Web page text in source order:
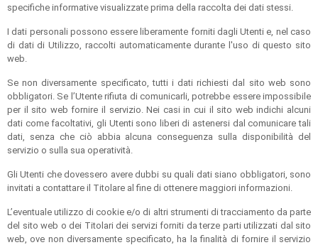
specifiche informative visualizzate prima della raccolta dei dati stessi.
I dati personali possono essere liberamente forniti dagli Utenti e, nel caso
di dati di Utilizzo, raccolti automaticamente durante l'uso di questo sito
web.
Se non diversamente specificato, tutti i dati richiesti dal sito web sono
obbligatori. Se l’Utente rifiuta di comunicarli, potrebbe essere impossibile
per il sito web fornire il servizio. Nei casi in cui il sito web indichi alcuni
dati come facoltativi, gli Utenti sono liberi di astenersi dal comunicare tali
dati, senza che ciò abbia alcuna conseguenza sulla disponibilità del
servizio o sulla sua operatività.
Gli Utenti che dovessero avere dubbi su quali dati siano obbligatori, sono
invitati a contattare il Titolare al fine di ottenere maggiori informazioni.
L’eventuale utilizzo di cookie e/o di altri strumenti di tracciamento da parte
del sito web o dei Titolari dei servizi forniti da terze parti utilizzati dal sito
web, ove non diversamente specificato, ha la finalità di fornire il servizio